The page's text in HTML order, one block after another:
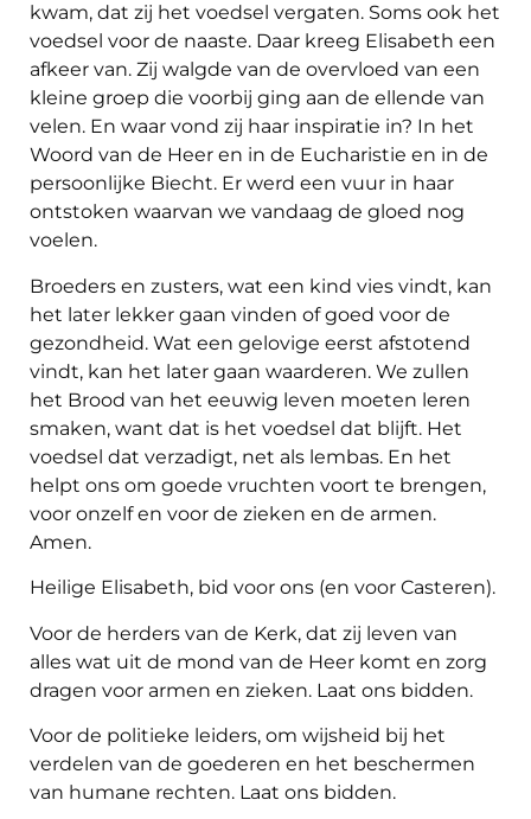
kwam, dat zij het voedsel vergaten. Soms ook het
voedsel voor de naaste. Daar kreeg Elisabeth een
afkeer van. Zij walgde van de overvloed van een
kleine groep die voorbij ging aan de ellende van
velen. En waar vond zij haar inspiratie in? In het
Woord van de Heer en in de Eucharistie en in de
persoonlijke Biecht. Er werd een vuur in haar
ontstoken waarvan we vandaag de gloed nog
voelen.
Broeders en zusters, wat een kind vies vindt, kan
het later lekker gaan vinden of goed voor de
gezondheid. Wat een gelovige eerst afstotend
vindt, kan het later gaan waarderen. We zullen
het Brood van het eeuwig leven moeten leren
smaken, want dat is het voedsel dat blijft. Het
voedsel dat verzadigt, net als lembas. En het
helpt ons om goede vruchten voort te brengen,
voor onzelf en voor de zieken en de armen.
Amen.
Heilige Elisabeth, bid voor ons (en voor Casteren).
Voor de herders van de Kerk, dat zij leven van
alles wat uit de mond van de Heer komt en zorg
dragen voor armen en zieken. Laat ons bidden.
Voor de politieke leiders, om wijsheid bij het
verdelen van de goederen en het beschermen
van humane rechten. Laat ons bidden.